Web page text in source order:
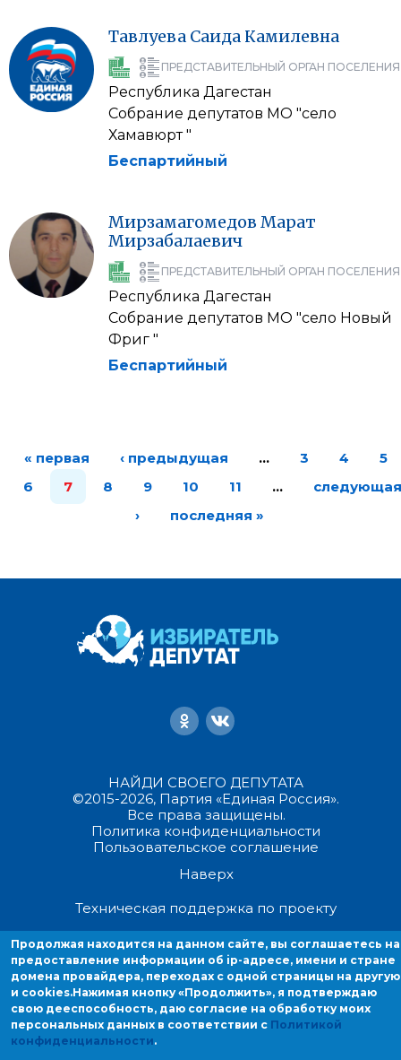
Тавлуева Саида Камилевна
ПРЕДСТАВИТЕЛЬНЫЙ ОРГАН ПОСЕЛЕНИЯ
Республика Дагестан
Собрание депутатов МО "село
Хамавюрт "
Беспартийный
Мирзамагомедов Марат
Мирзабалаевич
ПРЕДСТАВИТЕЛЬНЫЙ ОРГАН ПОСЕЛЕНИЯ
Республика Дагестан
Собрание депутатов МО "село Новый
Фриг "
Беспартийный
« первая ‹ предыдущая … 3 4
5
6
7 8 9 10 11 …
следующая
›
последняя »
НАЙДИ СВОЕГО ДЕПУТАТА
©2015-2026, Партия «Единая Россия».
Все права защищены.
Политика конфиденциальности
Пользовательское соглашение
Наверх
Техническая поддержка по проекту
Продолжая находиться на данном сайте, вы соглашаетесь на
предоставление информации об ip-адресе, имени и стране домена
провайдера, переходах с одной страницы на другую и cookies.
Продолжая находится на данном сайте, вы соглашаетесь на
предоставление информации об ip-адресе, имени и стране
домена провайдера, переходах с одной страницы на другую
и cookies.Нажимая кнопку «Продолжить», я подтверждаю
свою дееспособность, даю согласие на обработку моих
персональных данных в соответствии с Политикой
конфиденциальности.